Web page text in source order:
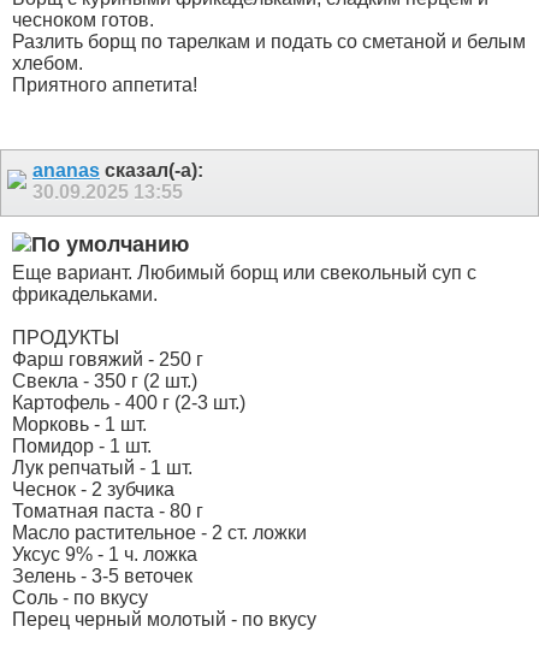
чесноком готов.
Разлить борщ по тарелкам и подать со сметаной и белым
хлебом.
Приятного аппетита!
ananas сказал(-а):
30.09.2025 13:55
Еще вариант. Любимый борщ или свекольный суп с
фрикадельками.
ПРОДУКТЫ
Фарш говяжий - 250 г
Свекла - 350 г (2 шт.)
Картофель - 400 г (2-3 шт.)
Морковь - 1 шт.
Помидор - 1 шт.
Лук репчатый - 1 шт.
Чеснок - 2 зубчика
Томатная паста - 80 г
Масло растительное - 2 ст. ложки
Уксус 9% - 1 ч. ложка
Зелень - 3-5 веточек
Соль - по вкусу
Перец черный молотый - по вкусу